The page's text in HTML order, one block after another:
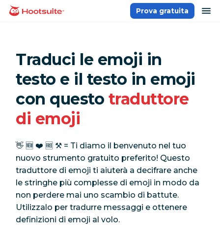
Salta
Homepage
Prova gratuita
Traduci le emoji in
testo e il testo in emoji
con questo traduttore
di emoji
👋 🆕 ❤️ 🆓 ⚒️ = Ti diamo il benvenuto nel tuo
nuovo strumento gratuito preferito! Questo
traduttore di emoji ti aiuterà a decifrare anche
le stringhe più complesse di emoji in modo da
non perdere mai uno scambio di battute.
Utilizzalo per tradurre messaggi e ottenere
definizioni di emoji al volo.